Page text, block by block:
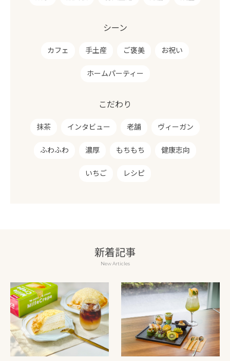
シーン
カフェ 手土産 ご褒美 お祝い
ホームパーティー
こだわり
抹茶 インタビュー 老舗 ヴィーガン
ふわふわ 濃厚 もちもち 健康志向
いちご レシピ
新着記事
New Articles